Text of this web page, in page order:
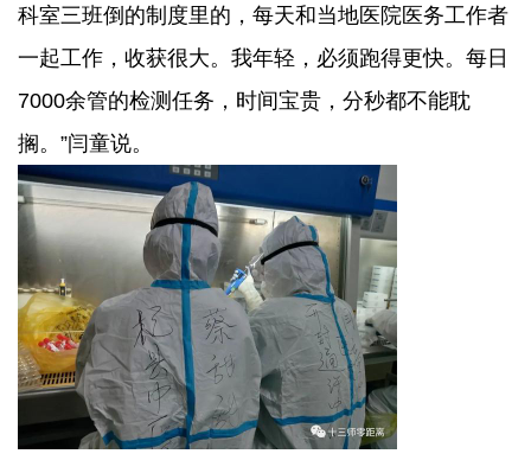
科室三班倒的制度里的，每天和当地医院医务工作者
一起工作，收获很大。我年轻，必须跑得更快。每日
7000余管的检测任务，时间宝贵，分秒都不能耽
搁。”闫童说。